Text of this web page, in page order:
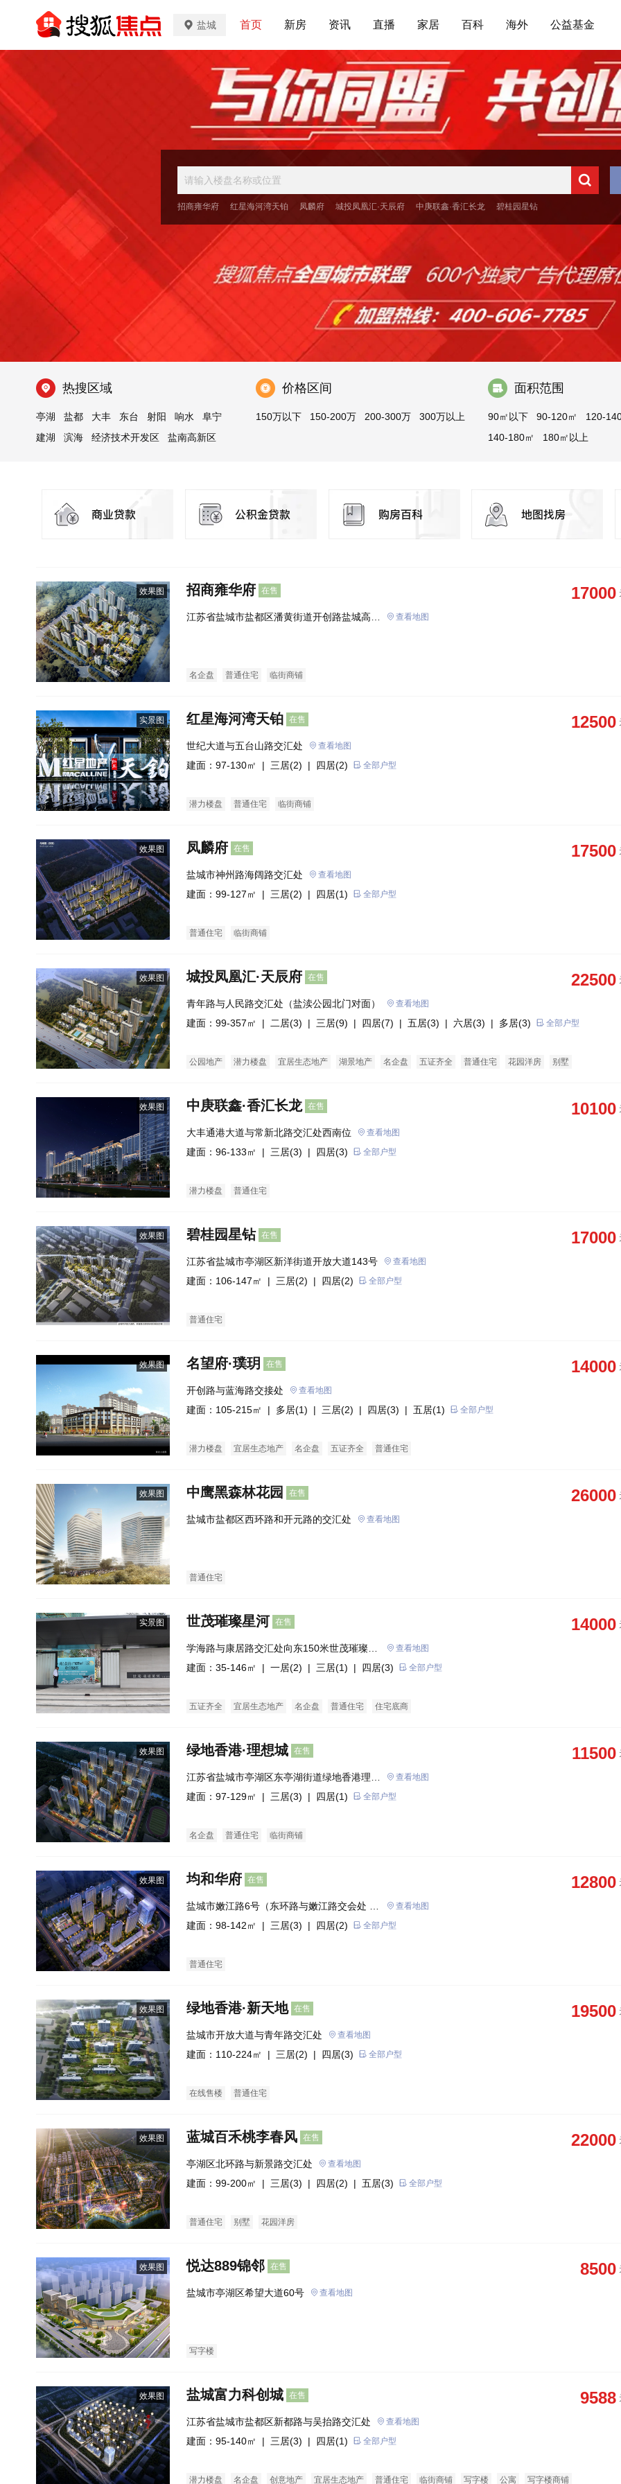
盐城 首页 新房 资讯 直播 家居 百科 海外 公益基金
招商雍华府 红星海河湾天铂 凤麟府 城投凤凰汇·天辰府 中庚联鑫·香汇长龙 碧桂园星钻
热搜区域
亭湖 盐都 大丰 东台 射阳 响水
阜宁
建湖
滨海 经济技术开发区 盐南高新区
价格区间
150万以下 150-200万 200-300万 300万以上
面积范围
90㎡以下 90-120㎡
120-
140-180㎡
180㎡以上
效果图 招商雍华府 在售 17000
江苏省盐城市盐都区潘黄街道开创路盐城高新
查看地图
名企盘 普通住宅 临街商铺
实景图 红星海河湾天铂 在售 12500
世纪大道与五台山路交汇处 查看地图
建面：97-130㎡ | 三居(2) | 四居(2) 全部户型
潜力楼盘 普通住宅 临街商铺
效果图 凤麟府 在售 17500
盐城市神州路海阔路交汇处 查看地图
建面：99-127㎡ | 三居(2) | 四居(1) 全部户型
普通住宅 临街商铺
效果图 城投凤凰汇·天辰府 在售 22500
青年路与人民路交汇处（盐渎公园北门对面） 查看地图
建面：99-357㎡ | 二居(3) | 三居(9) | 四居(7) | 五居(3) | 六居(3) | 多居(3) 全部户型
公园地产 潜力楼盘 宜居生态地产 湖景地产 名企盘 五证齐全 普通住宅 花园洋房 别墅
效果图 中庚联鑫·香汇长龙 在售 10100
大丰通港大道与常新北路交汇处西南位 查看地图
建面：96-133㎡ | 三居(3) | 四居(3) 全部户型
潜力楼盘 普通住宅
效果图 碧桂园星钻 在售 17000
江苏省盐城市亭湖区新洋街道开放大道143号 查看地图
建面：106-147㎡ | 三居(2) | 四居(2) 全部户型
普通住宅
效果图 名望府·璞玥 在售 14000
开创路与蓝海路交接处 查看地图
建面：105-215㎡ | 多居(1) | 三居(2) | 四居(3) | 五居(1) 全部户型
潜力楼盘 宜居生态地产 名企盘 五证齐全 普通住宅
效果图 中鹰黑森林花园 在售 26000
盐城市盐都区西环路和开元路的交汇处 查看地图
普通住宅
实景图 世茂璀璨星河 在售 14000
学海路与康居路交汇处向东150米世茂璀璨星
河
查看地图
建面：35-146㎡ | 一居(2) | 三居(1) | 四居(3) 全部户型
五证齐全 宜居生态地产 名企盘 普通住宅 住宅底商
效果图 绿地香港·理想城 在售 11500
江苏省盐城市亭湖区东亭湖街道绿地香港理想
城(建设中)
查看地图
建面：97-129㎡ | 三居(3) | 四居(1) 全部户型
名企盘 普通住宅 临街商铺
效果图 均和华府 在售 12800
盐城市嫩江路6号（东环路与嫩江路交会处 盐
城国际会展中心南侧)
查看地图
建面：98-142㎡ | 三居(3) | 四居(2) 全部户型
普通住宅
效果图 绿地香港·新天地 在售 19500
盐城市开放大道与青年路交汇处 查看地图
建面：110-224㎡ | 三居(2) | 四居(3) 全部户型
在线售楼 普通住宅
效果图 蓝城百禾桃李春风 在售 22000
亭湖区北环路与新景路交汇处 查看地图
建面：99-200㎡ | 三居(3) | 四居(2) | 五居(3) 全部户型
普通住宅 别墅 花园洋房
效果图 悦达889锦邻 在售 8500
盐城市亭湖区希望大道60号 查看地图
写字楼
效果图 盐城富力科创城 在售 9588
江苏省盐城市盐都区新都路与吴抬路交汇处 查看地图
建面：95-140㎡ | 三居(3) | 四居(1) 全部户型
潜力楼盘 名企盘 创意地产 宜居生态地产 普通住宅 临街商铺 写字楼 公寓 写字楼商铺